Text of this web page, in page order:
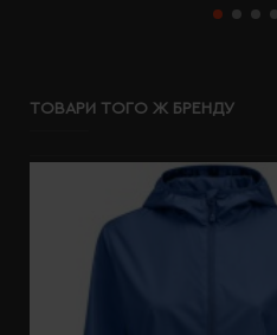
ТОВАРИ ТОГО Ж БРЕНДУ